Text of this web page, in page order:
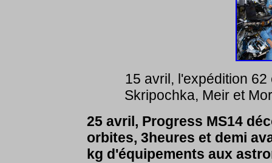
15 avril, l'expédition
Skripochka, Meir et
25 avril, Progress MS14
orbites, 3heures et demi
kg d'équipements aux